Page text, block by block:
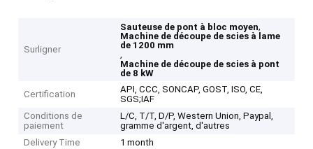
Surligner
Sauteuse de pont à bloc moyen,
Machine de découpe de scies à lame
de 1200 mm
,
Machine de découpe de scies à pont
de 8 kW
Certification
API, CCC, SONCAP, GOST, ISO, CE,
SGS;IAF
Conditions de
paiement
L/C, T/T, D/P, Western Union, Paypal,
gramme d'argent, d'autres
Delivery Time
1 month